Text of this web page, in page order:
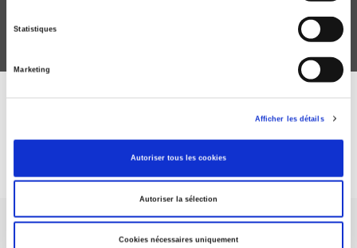
Statistiques
Marketing
Afficher les détails
Autoriser tous les cookies
Autoriser la sélection
Cookies nécessaires uniquement
DISCOVER OUR JOURNALS
Subscribe today